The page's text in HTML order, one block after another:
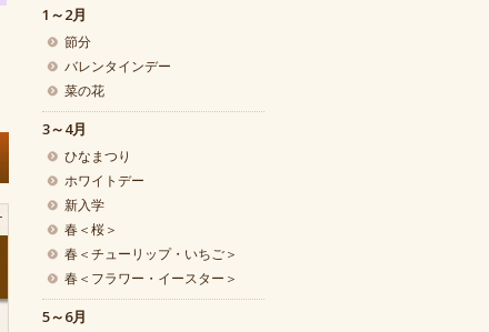
1～2月
節分
バレンタインデー
菜の花
3～4月
ひなまつり
ホワイトデー
新入学
春＜桜＞
春＜チューリップ・いちご＞
春＜フラワー・イースター＞
5～6月